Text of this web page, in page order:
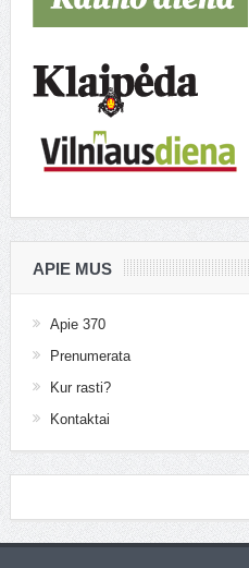
APIE MUS
Apie 370
Prenumerata
Kur rasti?
Kontaktai